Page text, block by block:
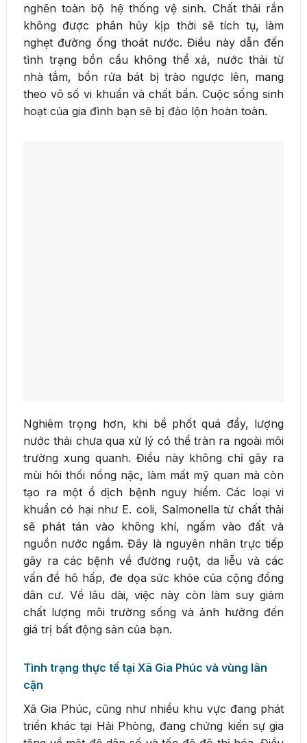
nghẽn toàn bộ hệ thống vệ sinh. Chất thải rắn
không được phân hủy kịp thời sẽ tích tụ, làm
nghẹt đường ống thoát nước. Điều này dẫn đến
tình trạng bồn cầu không thể xả, nước thải từ
nhà tắm, bồn rửa bát bị trào ngược lên, mang
theo vô số vi khuẩn và chất bẩn. Cuộc sống sinh
hoạt của gia đình bạn sẽ bị đảo lộn hoàn toàn.
Nghiêm trọng hơn, khi bể phốt quá đầy, lượng
nước thải chưa qua xử lý có thể tràn ra ngoài môi
trường xung quanh. Điều này không chỉ gây ra
mùi hôi thối nồng nặc, làm mất mỹ quan mà còn
tạo ra một ổ dịch bệnh nguy hiểm. Các loại vi
khuẩn có hại như E. coli, Salmonella từ chất thải
sẽ phát tán vào không khí, ngấm vào đất và
nguồn nước ngầm. Đây là nguyên nhân trực tiếp
gây ra các bệnh về đường ruột, da liễu và các
vấn đề hô hấp, đe dọa sức khỏe của cộng đồng
dân cư. Về lâu dài, việc này còn làm suy giảm
chất lượng môi trường sống và ảnh hưởng đến
giá trị bất động sản của bạn.
Tình trạng thực tế tại Xã Gia Phúc và vùng lân
cận
Xã Gia Phúc, cũng như nhiều khu vực đang phát
triển khác tại Hải Phòng, đang chứng kiến sự gia